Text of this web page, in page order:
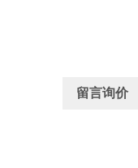
留言询价